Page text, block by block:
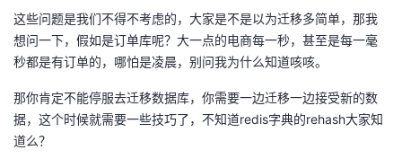
这些问题是我们不得不考虑的，大家是不是以为迁移多简单，那我
想问一下，假如是订单库呢？大一点的电商每一秒，甚至是每一毫
秒都是有订单的，哪怕是凌晨，别问我为什么知道咳咳。
那你肯定不能停服去迁移数据库，你需要一边迁移一边接受新的数
据，这个时候就需要一些技巧了，不知道redis字典的rehash大家知
道么？